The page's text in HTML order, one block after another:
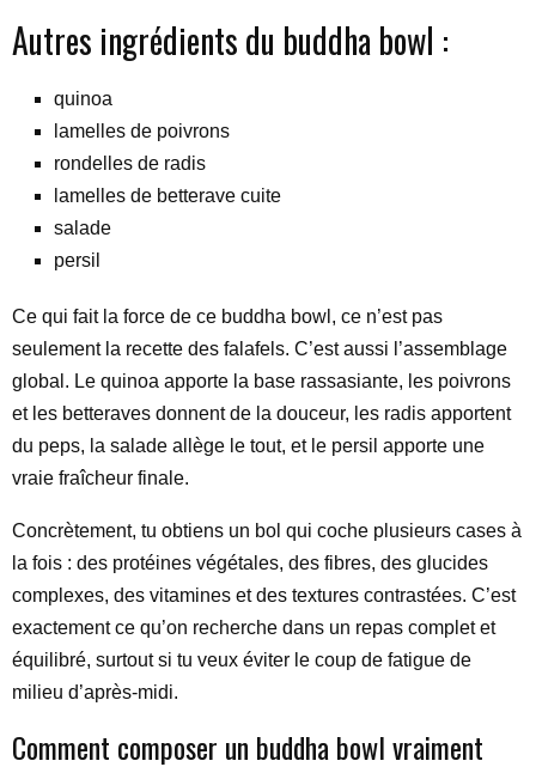
Autres ingrédients du buddha bowl :
quinoa
lamelles de poivrons
rondelles de radis
lamelles de betterave cuite
salade
persil
Ce qui fait la force de ce buddha bowl, ce n’est pas
seulement la recette des falafels. C’est aussi l’assemblage
global. Le quinoa apporte la base rassasiante, les poivrons
et les betteraves donnent de la douceur, les radis apportent
du peps, la salade allège le tout, et le persil apporte une
vraie fraîcheur finale.
Concrètement, tu obtiens un bol qui coche plusieurs cases à
la fois : des protéines végétales, des fibres, des glucides
complexes, des vitamines et des textures contrastées. C’est
exactement ce qu’on recherche dans un repas complet et
équilibré, surtout si tu veux éviter le coup de fatigue de
milieu d’après-midi.
Comment composer un buddha bowl vraiment